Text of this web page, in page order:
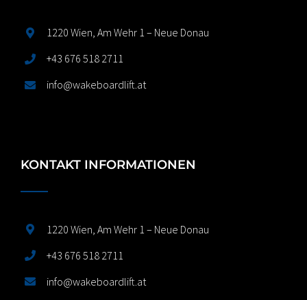
1220 Wien, Am Wehr 1 – Neue Donau
+43 676 518 2711
info@wakeboardlift.at
KONTAKT INFORMATIONEN
1220 Wien, Am Wehr 1 – Neue Donau
+43 676 518 2711
info@wakeboardlift.at